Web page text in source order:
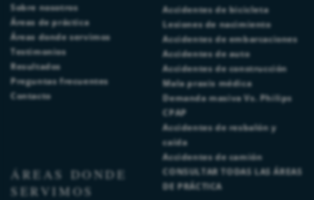
Sobre nosotros
Áreas de práctica
Áreas donde servimos
Testimonios
Resultados
Preguntas frecuentes
Contacto
Accidentes de bicicleta
Lesiones de nacimiento
Accidentes de embarcaciones
Accidentes de auto
Accidentes de construcción
Mala praxis médica
Demanda masiva Vs. Philips
CPAP
Accidentes de resbalón y
caída
Accidentes de camión
CONSULTAR TODAS LAS ÁREAS
DE PRÁCTICA
ÁREAS DONDE
SERVIMOS